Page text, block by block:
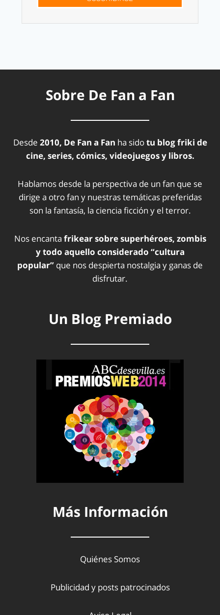
Sobre De Fan a Fan
Desde 2010, De Fan a Fan ha sidotu blog friki de
cine, series, cómics, videojuegos y libros.
Hablamos desde la perspectiva de un fan que se
dirige a otro fan y nuestras temáticas preferidas
son la fantasía, la ciencia ficción y el terror.
Nos encanta frikear sobre superhéroes, zombis
y todo aquello considerado “cultura
popular” que nos despierta nostalgia y ganas de
disfrutar.
Un Blog Premiado
Más Información
Quiénes Somos
Publicidad y posts patrocinados